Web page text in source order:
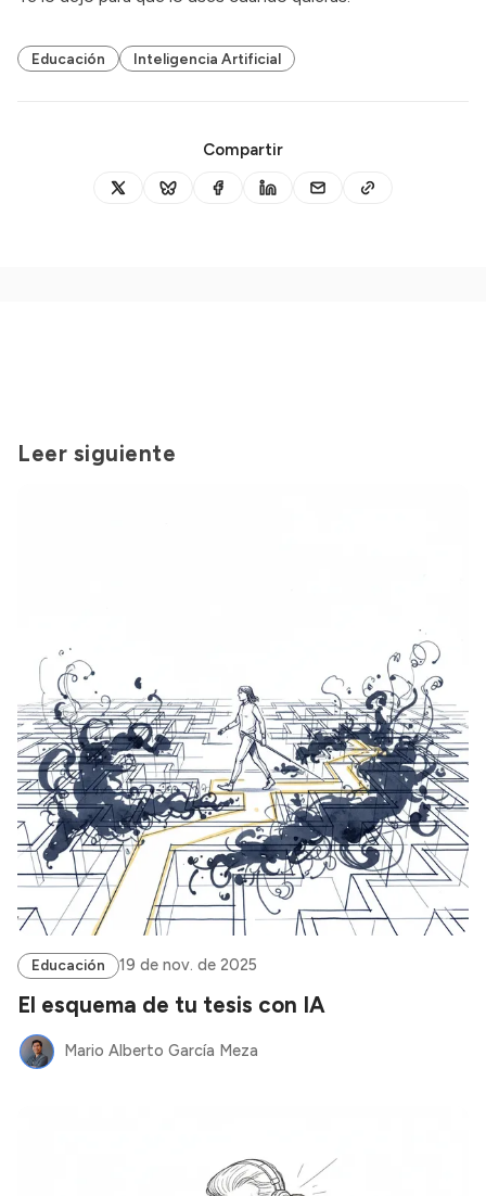
Educación Inteligencia Artificial
Compartir
Leer siguiente
Educación 19 de nov. de 2025
El esquema de tu tesis con IA
Mario Alberto García Meza